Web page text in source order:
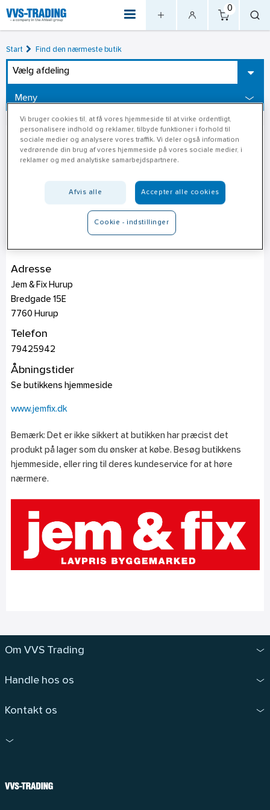
0
Start Find den nærmeste butik
Vælg afdeling
Meny
Adresse
Jem & Fix Hurup
Bredgade 15E
7760 Hurup
Telefon
79425942
Åbningstider
Se butikkens hjemmeside
www.jemfix.dk
Bemærk: Det er ikke sikkert at butikken har præcist det
produkt på lager som du ønsker at købe. Besøg butikkens
hjemmeside, eller ring til deres kundeservice for at høre
nærmere.
Om VVS Trading
Handle hos os
Kontakt os
Vi bruger cookies til, at få vores hjemmeside til at virke ordentligt,
personalisere indhold og reklamer, tilbyde funktioner i forhold til
sociale medier og analysere vores traffik. Vi deler også information
vedrørende din brug af vores hjemmeside på vores sociale medier, i
reklamer og med analytiske samarbejdspartnere.
Afvis alle Accepter alle cookies
Cookie - indstillinger